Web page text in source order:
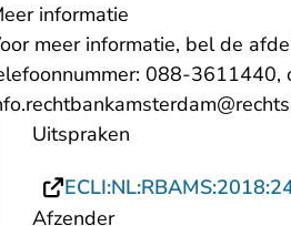
informatie
meer informatie, bel de
088-3611440,
Uitspraken
Afzender